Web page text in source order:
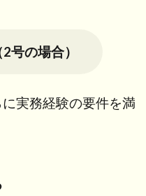
号の場合）
実務経験の要件を満